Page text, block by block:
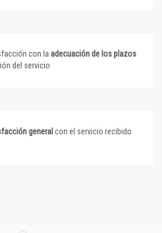
con la adecuación de los plazos
del servicio
general con el servicio recibido